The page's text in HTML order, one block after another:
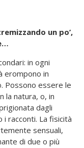
un po’,
in ogni
erompono in
Possono essere le
la natura, o, in
dagli
racconti. La fisicità
sensuali,
di due o più